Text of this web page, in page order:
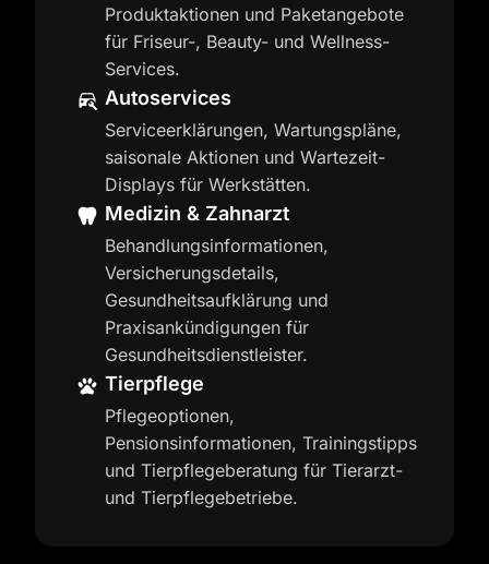
Produktaktionen und Paketangebote
für Friseur-, Beauty- und Wellness-
Services.
Autoservices
Serviceerklärungen, Wartungspläne,
saisonale Aktionen und Wartezeit-
Displays für Werkstätten.
Medizin & Zahnarzt
Behandlungsinformationen,
Versicherungsdetails,
Gesundheitsaufklärung und
Praxisankündigungen für
Gesundheitsdienstleister.
Tierpflege
Pflegeoptionen,
Pensionsinformationen, Trainingstipps
und Tierpflegeberatung für Tierarzt-
und Tierpflegebetriebe.